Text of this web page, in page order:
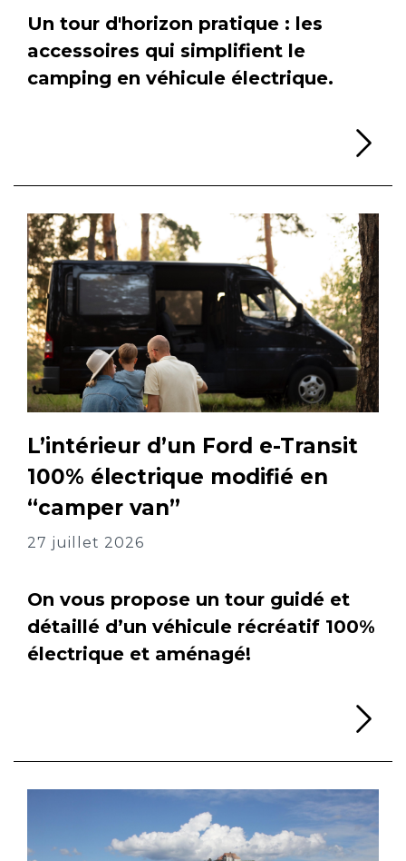
Un tour d'horizon pratique : les
accessoires qui simplifient le
camping en véhicule électrique.
L’intérieur d’un Ford e-Transit
100% électrique modifié en
“camper van”
27 juillet 2026
On vous propose un tour guidé et
détaillé d’un véhicule récréatif 100%
électrique et aménagé!